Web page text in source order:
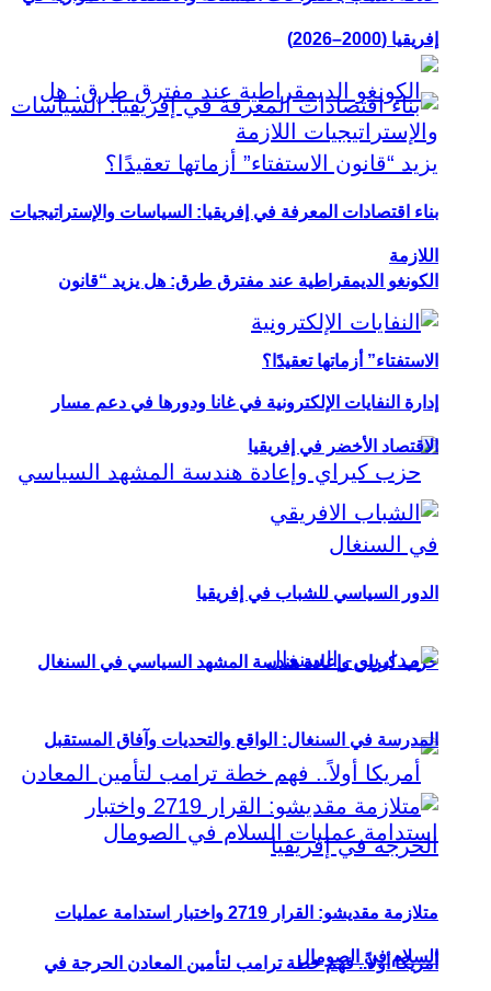
الكونغو الديمقراطية عند مفترق طرق: هل يزيد “قانون
الاستفتاء” أزماتها تعقيدًا؟
حزب كيراي وإعادة هندسة المشهد السياسي في السنغال
أمريكا أولاً.. فهم خطة ترامب لتأمين المعادن الحرجة في
إفريقيا (2000–2026)
بناء اقتصادات المعرفة في إفريقيا: السياسات والإستراتيجيات
اللازمة
إدارة النفايات الإلكترونية في غانا ودورها في دعم مسار
الاقتصاد الأخضر في إفريقيا
الدور السياسي للشباب في إفريقيا
المدرسة في السنغال: الواقع والتحديات وآفاق المستقبل
متلازمة مقديشو: القرار 2719 واختبار استدامة عمليات
السلام في الصومال